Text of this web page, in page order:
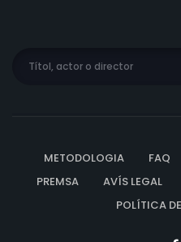
METODOLOGIA FAQ
PREMSA
AVÍS LEGAL
POLÍTICA